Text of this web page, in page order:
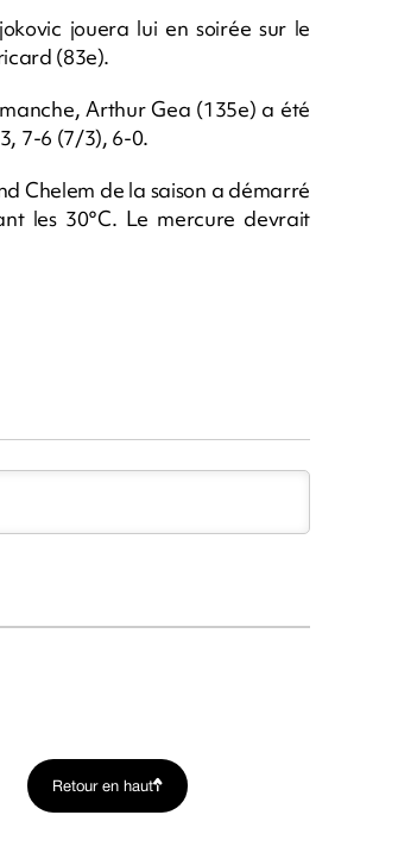
jouera lui en soirée sur le
(83e).
Arthur Gea (135e) a été
7-6 (7/3), 6-0.
Chelem de la saison a démarré
les 30°C. Le mercure devrait
Retour en haut